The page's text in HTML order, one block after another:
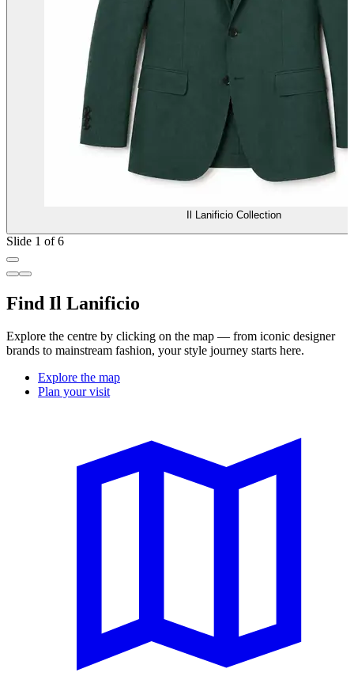
Il Lanificio Collection
Slide 1 of 6
Find Il Lanificio
Explore the centre by clicking on the map — from iconic designer
brands to mainstream fashion, your style journey starts here.
Explore the map
Plan your visit